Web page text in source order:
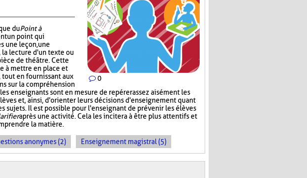
0
duPoint à
un point qui
une leçon, une
la lecture d'un texte ou
de théâtre. Cette
à mettre en place et
tout en fournissant aux
sur la compréhension
enseignants sont en mesure de repérer assez aisément les
et, ainsi, d'orienter leurs décisions d'enseignement quant
sujets. Il est possible pour l'enseignant de prévenir les élèves
après une activité. Cela les incitera à être plus attentifs et
la matière.
anonymes (2) Enseignement magistral (5)